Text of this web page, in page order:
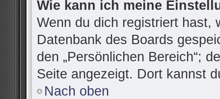
Wie kann ich meine
Wenn du dich registriert hast,
Datenbank des Boards
den „Persönlichen Bereich“;
Seite angezeigt. Dort kannst
Nach oben